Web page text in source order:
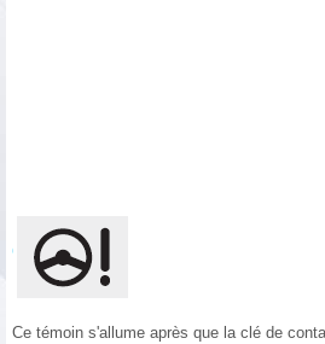
Ce témoin s'allume après que la clé de